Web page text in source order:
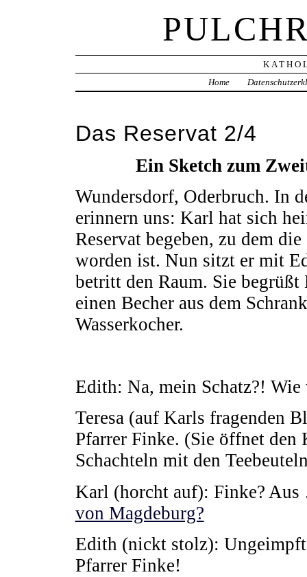
Home
Das Reservat 2/4
Ein Sketch zum
Wundersdorf, Oderbruch. In
erinnern uns: Karl hat sich
Reservat begeben, zu dem
worden ist. Nun sitzt er mit
betritt den Raum. Sie
einen Becher aus dem
Wasserkocher.
Edith: Na, mein Schatz?! Wie
Teresa (auf Karls fragenden
Pfarrer Finke. (Sie öffnet den
Schachteln mit den
Karl (horcht auf): Finke?
von Magdeburg?
Edith (nickt stolz):
Pfarrer Finke!